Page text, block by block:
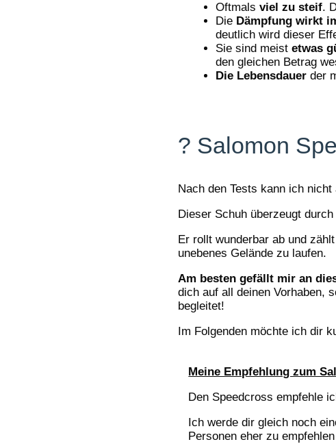
Oftmalsviel zu steif.
Die Dämpfung wirkt
deutlich wird dieser
Sie sind meistetwas
den gleichen Betrag
Die Lebensdauer der
? Salomon
Nach den Tests kann ich
Dieser Schuh überzeugt
Er rollt wunderbar ab und
unebenes Gelände zu laufen.
Am besten gefällt mir an
dich auf all deinen Vorhaben,
begleitet!
Im Folgenden möchte ich dir
Meine Empfehlung zum
Den Speedcross empfehle
Ich werde dir gleich noch
Personen eher zu